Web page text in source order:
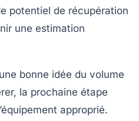
potentiel de récupération
une estimation
bonne idée du volume
la prochaine étape
approprié.